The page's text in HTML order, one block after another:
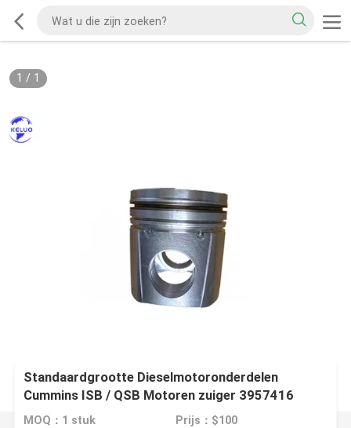
1 / 1
Standaardgrootte Dieselmotoronderdelen
Cummins ISB / QSB Motoren zuiger 3957416
MOQ：1 stuk Prijs：$100